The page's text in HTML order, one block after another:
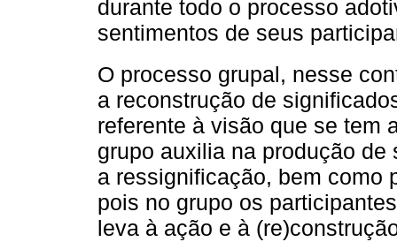
durante todo o processo
sentimentos de seus
O processo grupal, nesse
a reconstrução de
referente à visão que se tem
grupo auxilia na produção
a ressignificação, bem como
pois no grupo os
leva à ação e à